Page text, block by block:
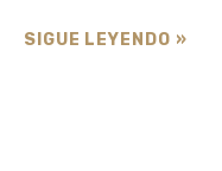
SIGUE LEYENDO »